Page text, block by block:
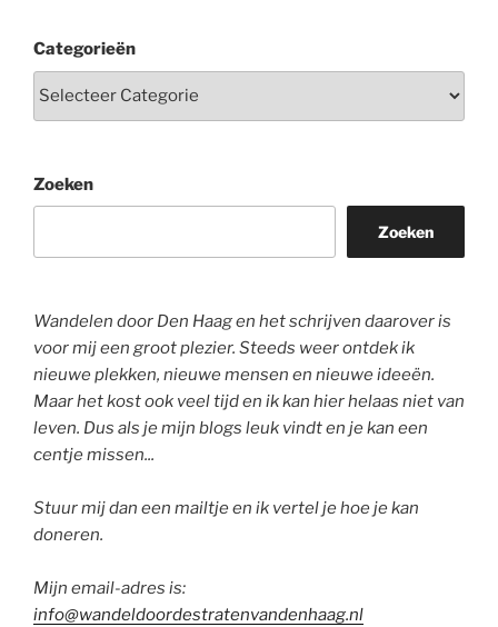
Categorieën
Zoeken
Zoeken
Wandelen door Den Haag en het schrijven daarover is
voor mij een groot plezier. Steeds weer ontdek ik
nieuwe plekken, nieuwe mensen en nieuwe ideeën.
Maar het kost ook veel tijd en ik kan hier helaas niet van
leven. Dus als je mijn blogs leuk vindt en je kan een
centje missen...
Stuur mij dan een mailtje en ik vertel je hoe je kan
doneren.
Mijn email-adres is:
info@wandeldoordestratenvandenhaag.nl